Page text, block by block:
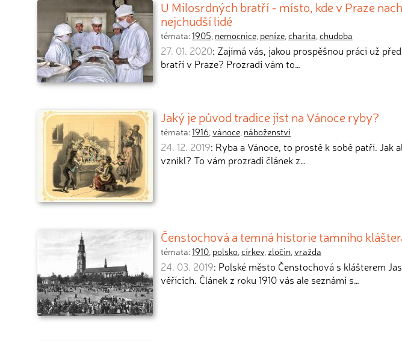
U Milosrdných bratří - místo, kde v Praze
nejchudší lidé
témata:1905, nemocnice, peníze,charita,chudoba
27. 01. 2020: Zajímá vás, jakou prospěšnou práci už
bratří v Praze? Prozradí vám to…
Jaký je původ tradice jíst na Vánoce ryby?
témata:1916,vánoce, náboženství
24. 12. 2019: Ryba a Vánoce, to prostě k sobě patří.
vznikl? To vám prozradí článek z…
Čenstochová a temná historie tamního
témata:1910, polsko,církev, zločin,vražda
24. 03. 2019: Polské město Čenstochová s klášterem
věřících. Článek z roku 1910 vás ale seznámí s…